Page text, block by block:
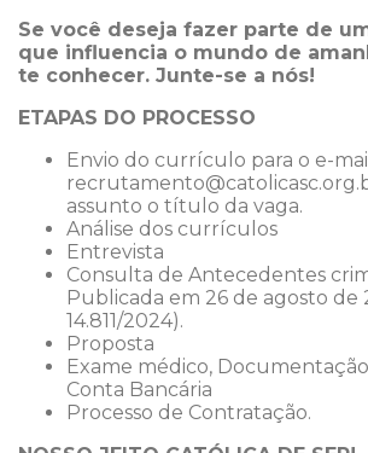
Se você deseja fazer parte de
que influencia o mundo de
te conhecer. Junte-se a nós!
ETAPAS DO PROCESSO
Envio do currículo para o e-
assunto o título da vaga.
Análise dos currículos
Entrevista
Consulta de Antecedentes
Publicada em 26 de agosto de
14.811/2024).
Proposta
Exame médico,
Conta Bancária
Processo de Contratação.